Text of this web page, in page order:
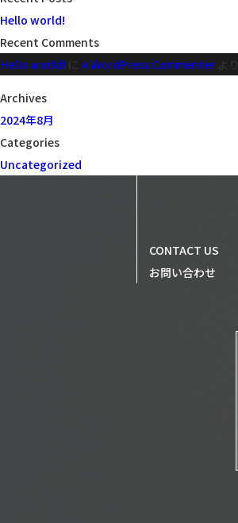
ー
シ
ョ
Hello world!
Recent Comments
Hello world! に A WordPress Commenter より
Archives
2024年8月
Categories
Uncategorized
CONTACT US
お問い合わせ